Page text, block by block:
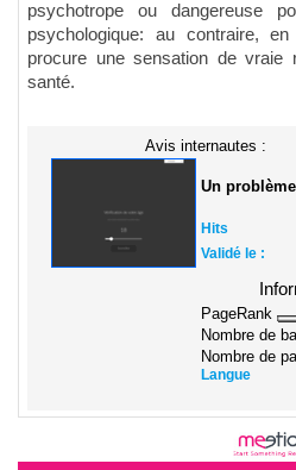
psychotrope ou dangereuse
psychologique: au contraire,
procure une sensation de vraie
santé.
Avis internautes :
Un
Hits
Validé le :
PageRank
Nombre de
Nombre de
Langue